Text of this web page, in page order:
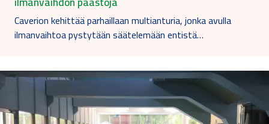
Caverion kehittää parhaillaan multianturia, jonka avulla
ilmanvaihtoa pystytään säätelemään entistä…